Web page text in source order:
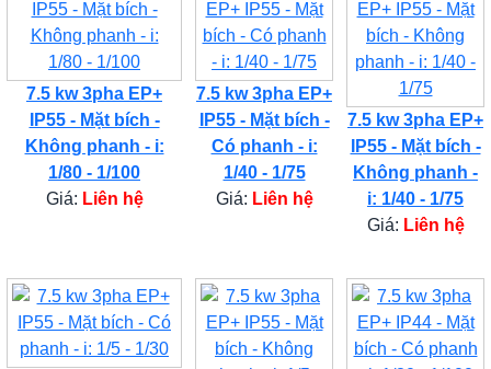
7.5 kw 3pha EP+
IP55 - Mặt bích -
Không phanh - i:
1/80 - 1/100
Giá: Liên hệ
7.5 kw 3pha EP+
IP55 - Mặt bích -
Có phanh - i:
1/40 - 1/75
Giá: Liên hệ
7.5 kw 3pha EP+
IP55 - Mặt bích -
Không phanh -
i: 1/40 - 1/75
Giá: Liên hệ